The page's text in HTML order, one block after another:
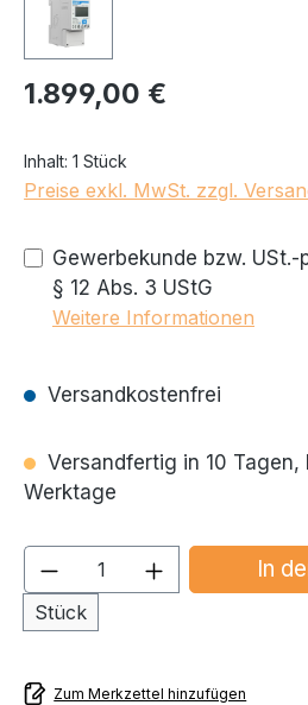
Regulärer Preis:
1.899,00 €
Inhalt: 1 Stück
Preise exkl. MwSt. zzgl.
Gewerbekunde bzw.
§ 12 Abs. 3 UStG
Weitere Informationen
Versandkostenfrei
Versandfertig in 10
Werktage
Produkt Anzahl: Gib
Stück
In
Zum Merkzettel hinzufügen